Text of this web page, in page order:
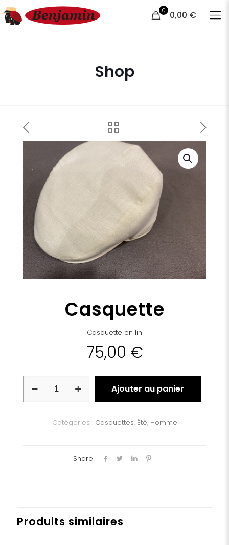
0 0,00 €
Shop
Casquette
Casquette en lin
75,00 €
Ajouter au panier
Catégories : Casquettes, Été, Homme
Share
Produits similaires